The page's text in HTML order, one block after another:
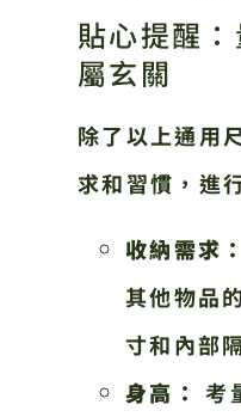
貼心提醒
屬玄關
除了以上通用
求和習慣，進
收納需求：
其他物品
寸和內部
身高：
考